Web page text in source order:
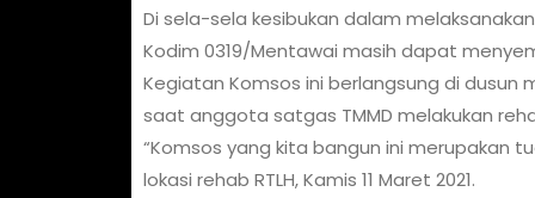
Di sela-sela kesibukan dalam
Kodim 0319/Mentawai masih dapat
Kegiatan Komsos ini berlangsung di
saat anggota satgas TMMD melakukan
“Komsos yang kita bangun ini merupakan
lokasi rehab RTLH, Kamis 11 Maret 2021.